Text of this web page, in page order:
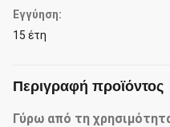
Εγγύηση:
15 έτη
Περιγραφή προϊόντος
Γύρω από τη